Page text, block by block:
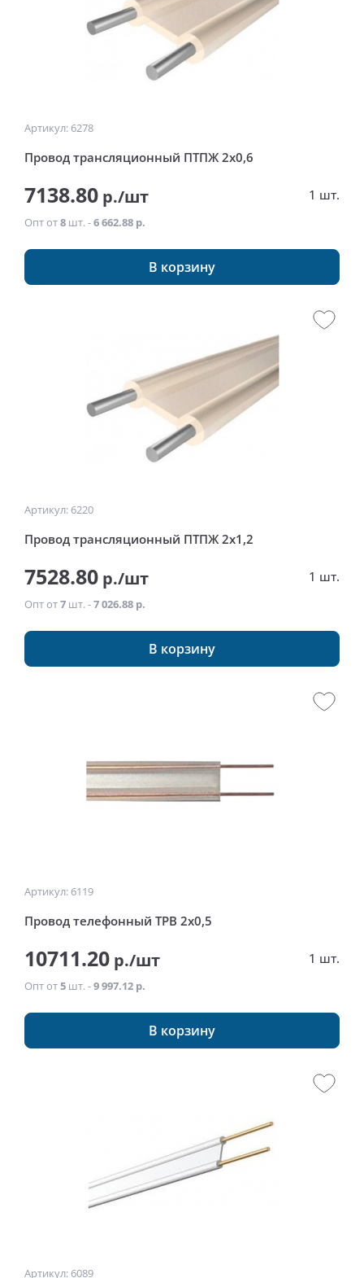
Артикул: 6278
Провод трансляционный ПТПЖ 2х0,6
7138.80 р./шт 1 шт.
Опт от8 шт. -6 662.88 р.
В корзину
Артикул: 6220
Провод трансляционный ПТПЖ 2х1,2
7528.80 р./шт 1 шт.
Опт от7 шт. -7 026.88 р.
В корзину
Артикул: 6119
Провод телефонный ТРВ 2х0,5
10711.20 р./шт 1 шт.
Опт от5 шт. -9 997.12 р.
В корзину
Артикул: 6089